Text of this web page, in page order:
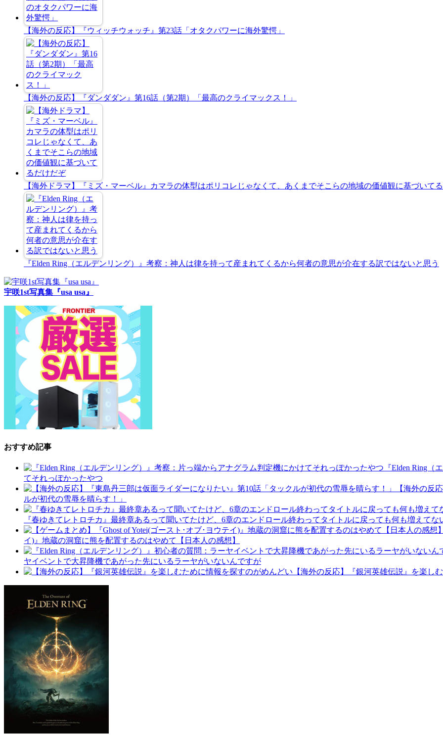
【海外の反応】『ウィッチウォッチ』第23話「オタクパワーに海外驚愕」
【海外の反応】『ダンダダン』第16話（第2期）「最高のクライマックス！」
【海外ドラマ】『ミズ・マーベル』カマラの体型はポリコレじゃなくて、あくまでそこらの地域の価値観に基づいて
『Elden Ring（エルデンリング）』考察：神人は律を持って産まれてくるから何者の意思が介在する訳ではないと思う
宇咲1st写真集『usa usa』
おすすめ記事
『Elden Ring
てそれっぽかったやつ
【海外の反
ルが初代の雪辱を晴らす！」
『春ゆきてレトロチカ』最終章あるって聞いてたけど、6章のエンドロール終わってタイトルに戻っても何も増えて
イ)』地蔵の洞窟に熊を配置するのはやめて【日本人の感想】
ヤイベントで大昇降機であがった先にいるラーヤがいないんですが
【海外の反応】『銀河英雄伝説』を楽し